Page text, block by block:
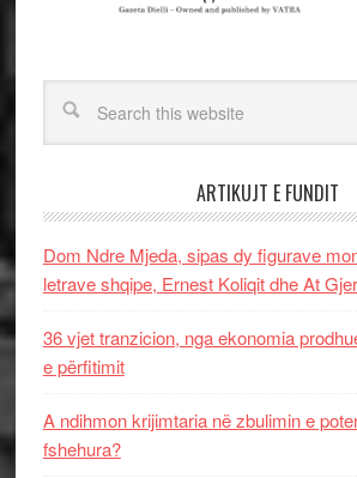
ARTIKUJT E FUNDIT
Dom Ndre Mjeda, sipas dy figurave
letrave shqipe, Ernest Koliqit dhe At
36 vjet tranzicion, nga ekonomia
e përfitimit
A ndihmon krijimtaria në zbulimin e
fshehura?